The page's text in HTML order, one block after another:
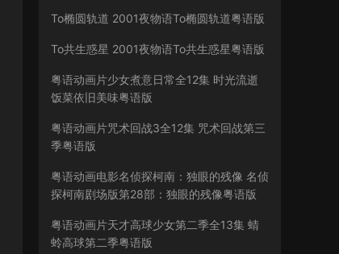
To椭圆轨道 2001夜物语To椭圆轨道粤语版
To共生惑星 2001夜物语To共生惑星粤语版
粤语动画片少女煮意日常全12集 时光流逝
饭菜依旧美味粤语版
粤语动画片咒术回战3全12集 咒术回战第三
季粤语版
粤语动画电影名侦探柯南：独眼的残像 名侦
探柯南剧场版第28部：独眼的残像粤语版
粤语动画片天才高球少女第二季全13集 蜻
蛉高球第二季粤语版